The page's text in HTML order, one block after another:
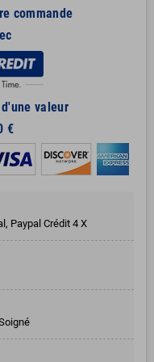
commande
valeur
€
Paypal Crédit 4 X